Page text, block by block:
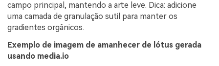
campo principal, mantendo a arte leve. Dica: adicione
uma camada de granulação sutil para manter os
gradientes orgânicos.
Exemplo de imagem de amanhecer de lótus gerada
usando media.io